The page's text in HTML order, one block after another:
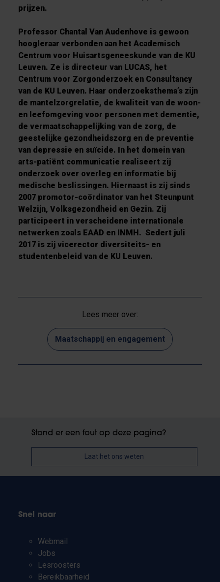
prijzen.
Professor Chantal Van Audenhove is gewoon
hoogleraar verbonden aan het Academisch
Centrum voor Huisartsgeneeskunde van de KU
Leuven. Ze is directeur van LUCAS, het
Centrum voor Zorgonderzoek en Consultancy
van de KU Leuven. Haar onderzoeksthema’s zijn
de mantelzorgrelatie, de kwaliteit van de woon-
en leefomgeving voor personen met dementie,
de vermaatschappelijking van de zorg, de
geestelijke gezondheidszorg en de preventie
van depressie en suïcide. In het domein van
arts-patiënt communicatie realiseert zij
onderzoek over overleg en informatie bij
medische beslissingen. Hiernaast is zij sinds
2007 promotor-coördinator van het Steunpunt
Welzijn, Volksgezondheid en Gezin. Zij
participeert in verscheidene internationale
netwerken zoals EAAD en INMH. Sedert juli
2017 is zij vicerector diversiteits- en
studentenbeleid van de KU Leuven.
Lees meer over:
Maatschappij en engagement
Stond er een fout op deze pagina?
Laat het ons weten
Snel naar
Webmail
Jobs
Lesroosters
Bereikbaarheid